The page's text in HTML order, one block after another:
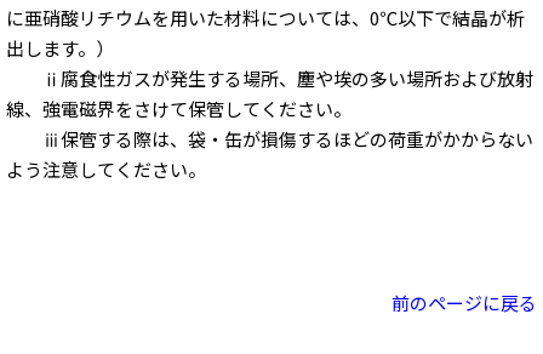
に亜硝酸リチウムを用いた材料については、0℃以下で結晶が析
出します。）
ⅱ腐食性ガスが発生する場所、塵や埃の多い場所および放射
線、強電磁界をさけて保管してください。
ⅲ保管する際は、袋・缶が損傷するほどの荷重がかからない
よう注意してください。
前のページに戻る